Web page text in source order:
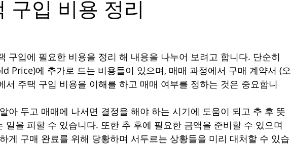
구입 비용 정리
구입에 필요한 비용을 정리 해 내용을 나누어 보려고 합니다. 단순히
Price)에 추가로 드는 비용들이 있으며, 매매 과정에서 구매 계약서 (오
서 주택 구입 비용을 이해를 하고 매매 여부를 정하는 것은 중요합니
일을 피할 수 있습니다. 또한 추 후에 필요한 금액을 준비할 수 있으며
게 구매 완료를 위해 당황하며 서두르는 상황들을 미리 대처할 수 있습